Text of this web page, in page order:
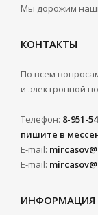
Мы дорожим
КОНТАКТЫ
По всем
и электронной
Телефон: 8-951-
пишите в
E-mail:
E-mail:
ИНФОРМАЦИЯ